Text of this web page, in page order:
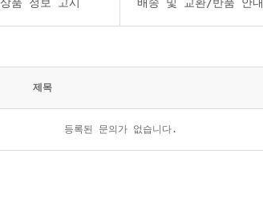
제목
등록된 문의가 없습니다.